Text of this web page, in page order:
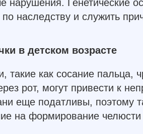
нарушения. Генетические
наследству и служить
в детском возрасте
такие как сосание пальца,
рот, могут привести к
еще податливы, поэтому
на формирование челюсти